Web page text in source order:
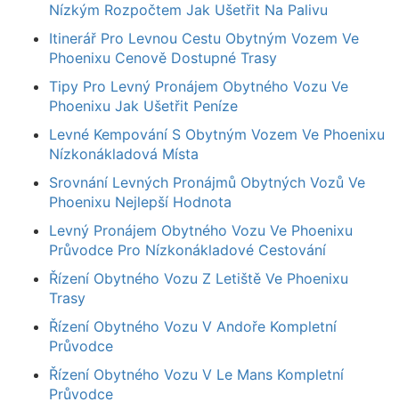
Nízkým Rozpočtem Jak Ušetřit Na Palivu
Itinerář Pro Levnou Cestu Obytným Vozem Ve
Phoenixu Cenově Dostupné Trasy
Tipy Pro Levný Pronájem Obytného Vozu Ve
Phoenixu Jak Ušetřit Peníze
Levné Kempování S Obytným Vozem Ve Phoenixu
Nízkonákladová Místa
Srovnání Levných Pronájmů Obytných Vozů Ve
Phoenixu Nejlepší Hodnota
Levný Pronájem Obytného Vozu Ve Phoenixu
Průvodce Pro Nízkonákladové Cestování
Řízení Obytného Vozu Z Letiště Ve Phoenixu
Trasy
Řízení Obytného Vozu V Andoře Kompletní
Průvodce
Řízení Obytného Vozu V Le Mans Kompletní
Průvodce